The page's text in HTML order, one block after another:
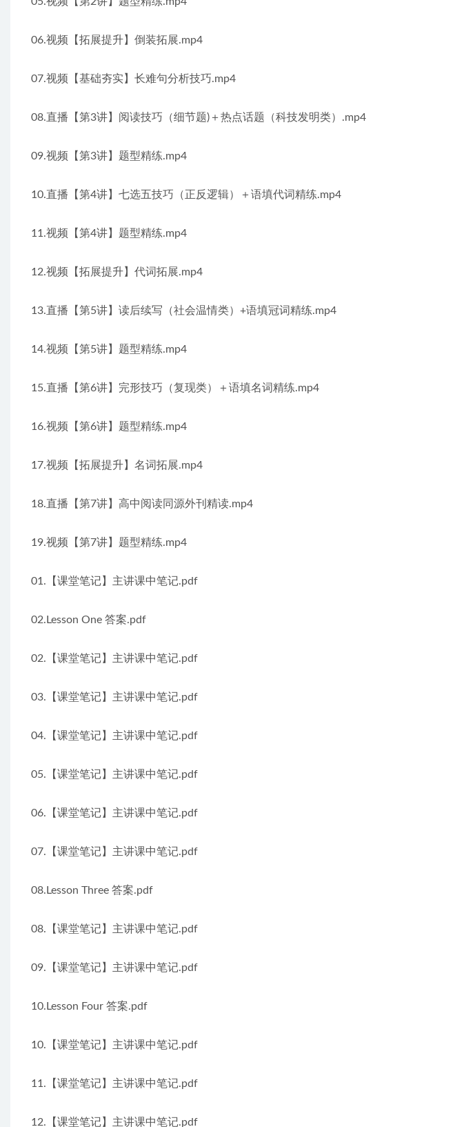
06.视频【拓展提升】倒装拓展.mp4
07.视频【基础夯实】长难句分析技巧.mp4
08.直播【第3讲】阅读技巧（细节题)＋热点话题（科技发明类）.mp4
09.视频【第3讲】题型精练.mp4
10.直播【第4讲】七选五技巧（正反逻辑）＋语填代词精练.mp4
11.视频【第4讲】题型精练.mp4
12.视频【拓展提升】代词拓展.mp4
13.直播【第5讲】读后续写（社会温情类）+语填冠词精练.mp4
14.视频【第5讲】题型精练.mp4
15.直播【第6讲】完形技巧（复现类）＋语填名词精练.mp4
16.视频【第6讲】题型精练.mp4
17.视频【拓展提升】名词拓展.mp4
18.直播【第7讲】高中阅读同源外刊精读.mp4
19.视频【第7讲】题型精练.mp4
01.【课堂笔记】主讲课中笔记.pdf
02.Lesson One 答案.pdf
02.【课堂笔记】主讲课中笔记.pdf
03.【课堂笔记】主讲课中笔记.pdf
04.【课堂笔记】主讲课中笔记.pdf
05.【课堂笔记】主讲课中笔记.pdf
06.【课堂笔记】主讲课中笔记.pdf
07.【课堂笔记】主讲课中笔记.pdf
08.Lesson Three 答案.pdf
08.【课堂笔记】主讲课中笔记.pdf
09.【课堂笔记】主讲课中笔记.pdf
10.Lesson Four 答案.pdf
10.【课堂笔记】主讲课中笔记.pdf
11.【课堂笔记】主讲课中笔记.pdf
12.【课堂笔记】主讲课中笔记.pdf